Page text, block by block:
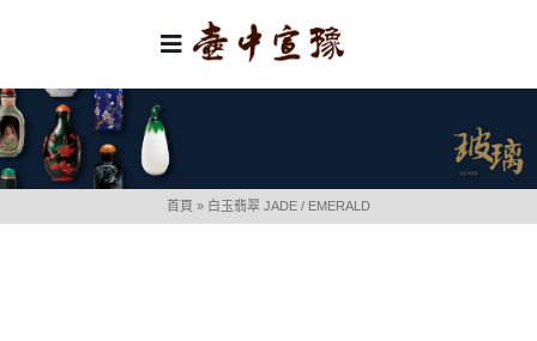
Toggle
Navigation
類別
首頁 » 白玉翡翠 JADE / EMERALD